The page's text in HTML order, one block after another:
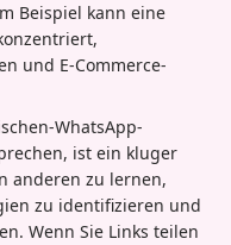
Beispiel kann eine
und E-Commerce-
WhatsApp-
ist ein kluger
anderen zu lernen,
zu identifizieren und
Wenn Sie Links teilen